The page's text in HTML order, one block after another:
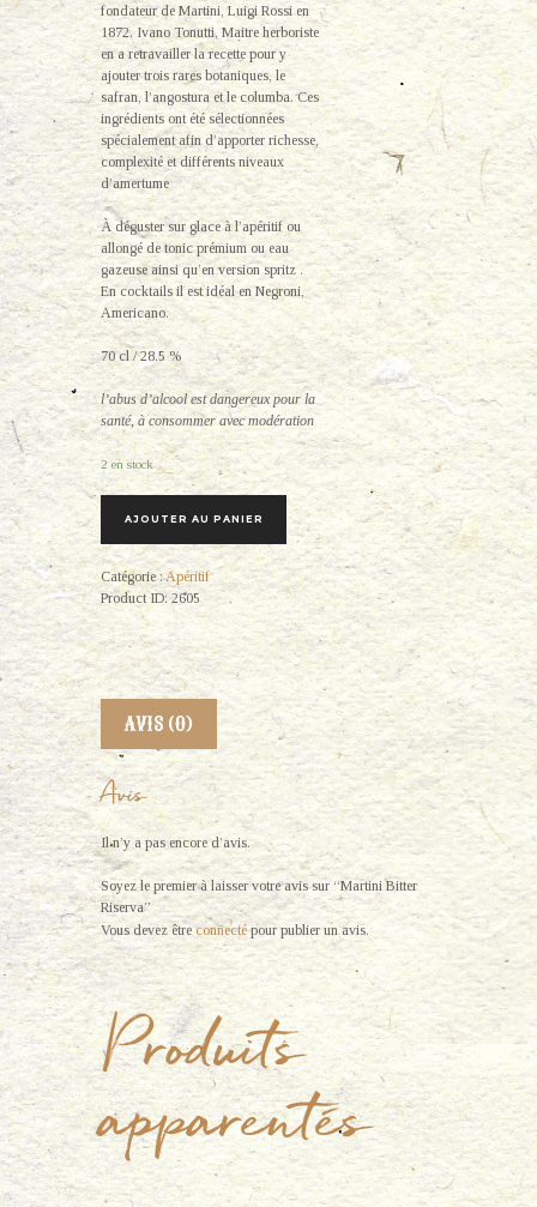
fondateur de Martini, Luigi Rossi en
1872. Ivano Tonutti, Maitre herboriste
en a retravailler la recette pour y
ajouter trois rares botaniques, le
safran, l’angostura et le columba. Ces
ingrédients ont été sélectionnées
spécialement afin d’apporter richesse,
complexité et différents niveaux
d’amertume
À déguster sur glace à l’apéritif ou
allongé de tonic prémium ou eau
gazeuse ainsi qu’en version spritz .
En cocktails il est idéal en Negroni,
Americano.
70 cl / 28.5 %
l’abus d’alcool est dangereux pour la
santé, à consommer avec modération
2 en stock
AJOUTER AU PANIER
Catégorie :Apéritif
Product ID:2605
AVIS (0)
Avis
Il n’y a pas encore d’avis.
Soyez le premier à laisser votre avis sur “Martini Bitter
Riserva”
Vous devez êtreconnectépour publier un avis.
Produits
apparentés